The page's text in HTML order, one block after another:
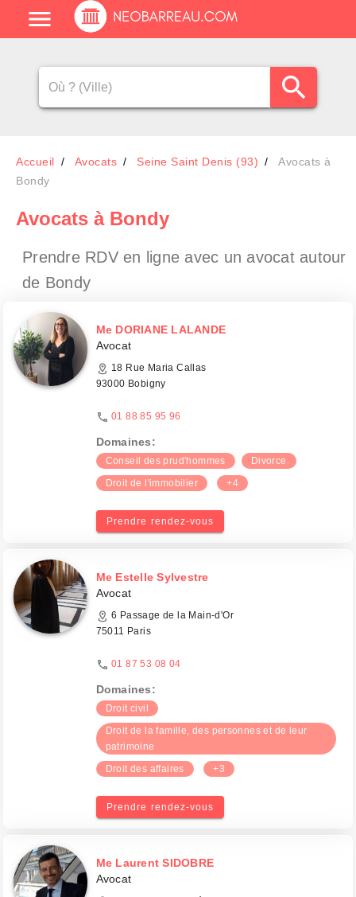
Accueil Avocats Seine Saint Denis (93)
Avocats à
Bondy
Avocats à Bondy
Prendre RDV en ligne avec un avocat autour
de Bondy
Me DORIANE LALANDE
Avocat
18 Rue Maria Callas
93000 Bobigny
01 88 85 95 96
Domaines:
Conseil des prud'hommes
Divorce
Droit de l'immobilier
+4
Prendre rendez-vous
Me Estelle Sylvestre
Avocat
6 Passage de la Main-d'Or
75011 Paris
01 87 53 08 04
Domaines:
Droit civil
Droit de la famille, des personnes et de leur
patrimoine
Droit des affaires
+3
Prendre rendez-vous
Me Laurent SIDOBRE
Avocat